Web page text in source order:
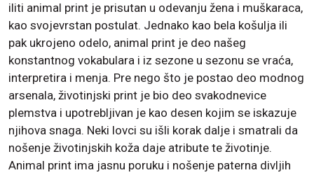
iliti animal print je prisutan u odevanju žena i muškaraca,
kao svojevrstan postulat. Jednako kao bela košulja ili
pak ukrojeno odelo, animal print je deo našeg
konstantnog vokabulara i iz sezone u sezonu se vraća,
interpretira i menja. Pre nego što je postao deo modnog
arsenala, životinjski print je bio deo svakodnevice
plemstva i upotrebljivan je kao desen kojim se iskazuje
njihova snaga. Neki lovci su išli korak dalje i smatrali da
nošenje životinjskih koža daje atribute te životinje.
Animal print ima jasnu poruku i nošenje paterna divljih